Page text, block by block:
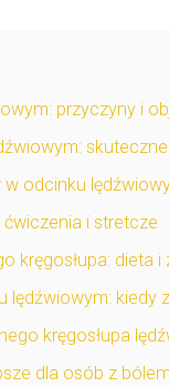
przyczyny i
odcinku
ćwiczenia i stretcze
kręgosłupa: dieta i
lędźwiowym:
kręgosłupa
dla osób z